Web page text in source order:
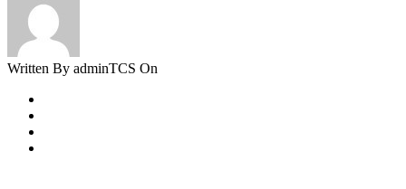
Written By adminTCS On